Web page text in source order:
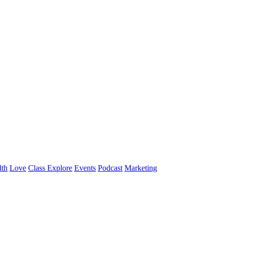
Love Class Explore Events Podcast Marketing